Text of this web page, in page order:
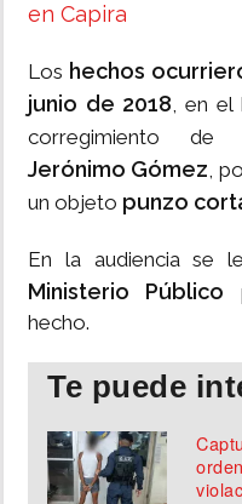
en Capira
Los hechos
junio de 2018, en el
corregimiento de
Jerónimo Gómez,
un objeto punzo
En la audiencia se
Ministerio Público
hecho.
Te puede